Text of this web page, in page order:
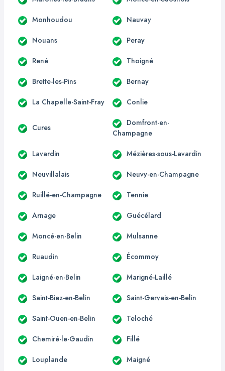
Monhoudou Nauvay
Nouans Peray
René Thoigné
Brette-les-Pins Bernay
La Chapelle-Saint-Fray Conlie
Cures
Domfront-en-
Champagne
Lavardin Mézières-sous-Lavardin
Neuvillalais Neuvy-en-Champagne
Ruillé-en-Champagne Tennie
Arnage Guécélard
Moncé-en-Belin Mulsanne
Ruaudin Écommoy
Laigné-en-Belin Marigné-Laillé
Saint-Biez-en-Belin Saint-Gervais-en-Belin
Saint-Ouen-en-Belin Teloché
Chemiré-le-Gaudin Fillé
Louplande Maigné